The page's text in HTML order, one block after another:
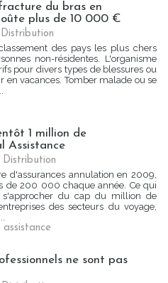
du bras en
plus de 10 000 €
Distribution
des pays les plus chers
non-résidentes. L'organisme
pour divers types de blessures ou
vacances. Tomber malade ou se
1 million de
Assistance
Distribution
d'assurances annulation en 2009,
de 200 000 chaque année. Ce qui
du cap du million de
des secteurs du voyage,
assistance
ne sont pas